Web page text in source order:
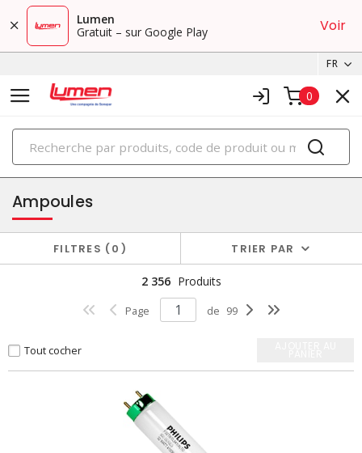
Lumen
Gratuit – sur Google Play
Voir
FR
0
PRODUITS
éclairage
Ampoules
FILTRES 0 TRIER PAR
2 356 Produits
Page de 99
Tout cocher